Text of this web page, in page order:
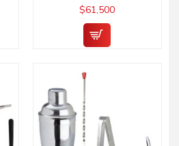
$61,500